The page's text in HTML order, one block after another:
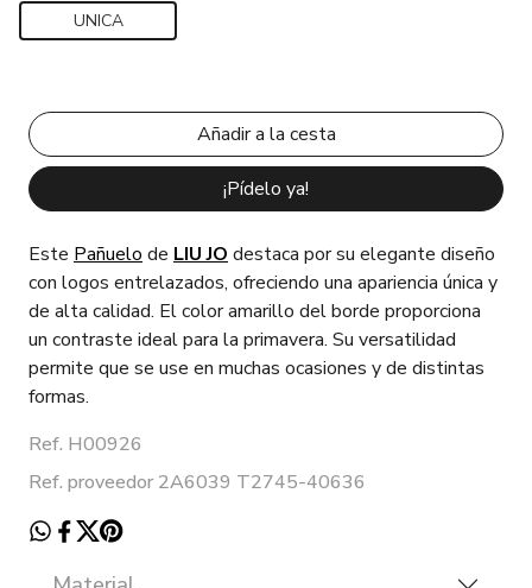
UNICA
¡Pídelo ya!
Este Pañuelo de LIU JO destaca por su elegante diseño
con logos entrelazados, ofreciendo una apariencia única y
de alta calidad. El color amarillo del borde proporciona
un contraste ideal para la primavera. Su versatilidad
permite que se use en muchas ocasiones y de distintas
formas.
Ref. H00926
Ref. proveedor 2A6039 T2745-40636